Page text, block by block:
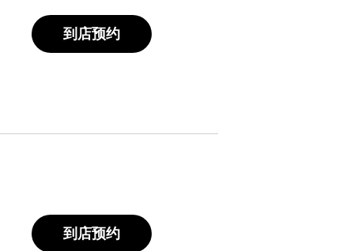
到店预约
到店预约